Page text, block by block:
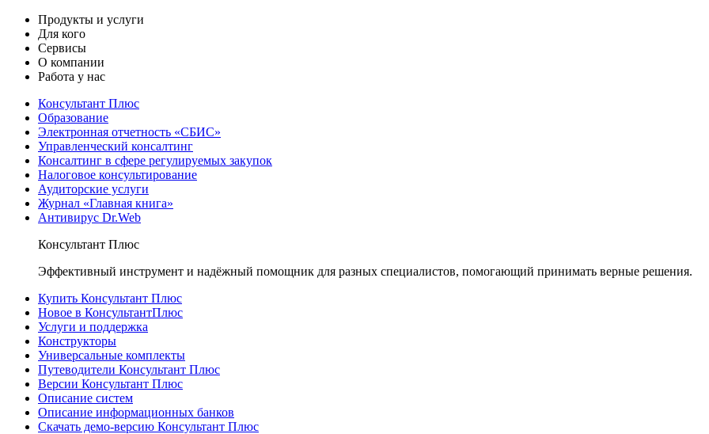
Продукты и услуги
Для кого
Сервисы
О компании
Работа у нас
Консультант Плюс
Образование
Электронная отчетность «СБИС»
Управленческий консалтинг
Консалтинг в сфере регулируемых закупок
Налоговое консультирование
Аудиторские услуги
Журнал «Главная книга»
Антивирус Dr.Web
Консультант Плюс
Эффективный инструмент и надёжный помощник для разных специалистов, помогающий принимать верные решения.
Купить Консультант Плюс
Новое в КонсультантПлюс
Услуги и поддержка
Конструкторы
Универсальные комплекты
Путеводители Консультант Плюс
Версии Консультант Плюс
Описание систем
Описание информационных банков
Скачать демо-версию Консультант Плюс